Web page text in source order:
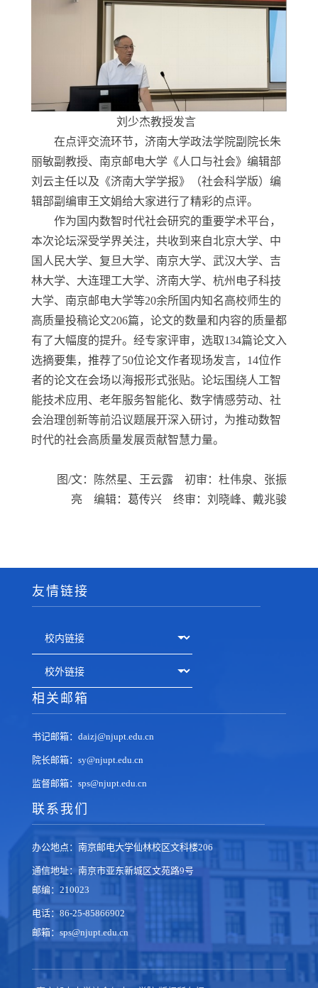
刘少杰教授发言
在点评交流环节，济南大学政法学院副院长朱
丽敏副教授、南京邮电大学《人口与社会》编辑部
刘云主任以及《济南大学学报》（社会科学版）编
辑部副编审王文娟给大家进行了精彩的点评。
作为国内数智时代社会研究的重要学术平台，
本次论坛深受学界关注，共收到来自北京大学、中
国人民大学、复旦大学、南京大学、武汉大学、吉
林大学、大连理工大学、济南大学、杭州电子科技
大学、南京邮电大学等20余所国内知名高校师生的
高质量投稿论文206篇，论文的数量和内容的质量都
有了大幅度的提升。经专家评审，选取134篇论文入
选摘要集，推荐了50位论文作者现场发言， 14位作
者的论文在会场以海报形式张贴。论坛围绕人工智
能技术应用、老年服务智能化、数字情感劳动、社
会治理创新等前沿议题展开深入研讨，为推动数智
时代的社会高质量发展贡献智慧力量。
图/文：陈然星、王云露 初审 ：杜伟泉、张振
亮 编辑：葛传兴 终审：刘晓峰、戴兆骏
友情链接
相关邮箱
书记邮箱：daizj@njupt.edu.cn
院长邮箱：sy@njupt.edu.cn
监督邮箱：sps@njupt.edu.cn
联系我们
办公地点：南京邮电大学仙林校区文科楼206
通信地址：南京市亚东新城区文苑路9号
邮编：210023
电话：86-25-85866902
邮箱：sps@njupt.edu.cn